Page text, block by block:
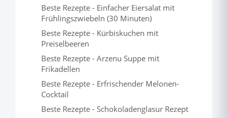
Beste Rezepte - Einfacher Eiersalat mit
Frühlingszwiebeln (30 Minuten)
Beste Rezepte - Kürbiskuchen mit
Preiselbeeren
Beste Rezepte - Arzenu Suppe mit
Frikadellen
Beste Rezepte - Erfrischender Melonen-
Cocktail
Beste Rezepte - Schokoladenglasur Rezept